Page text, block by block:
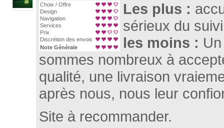
Choix / Offre
Design
Navigation
Services
Prix
Discrétion des envois
Note Générale
Les plus :
sérieux du
les moins :
sommes nombreux à
qualité, une livraison
après nous, nous leur
Site à recommander.